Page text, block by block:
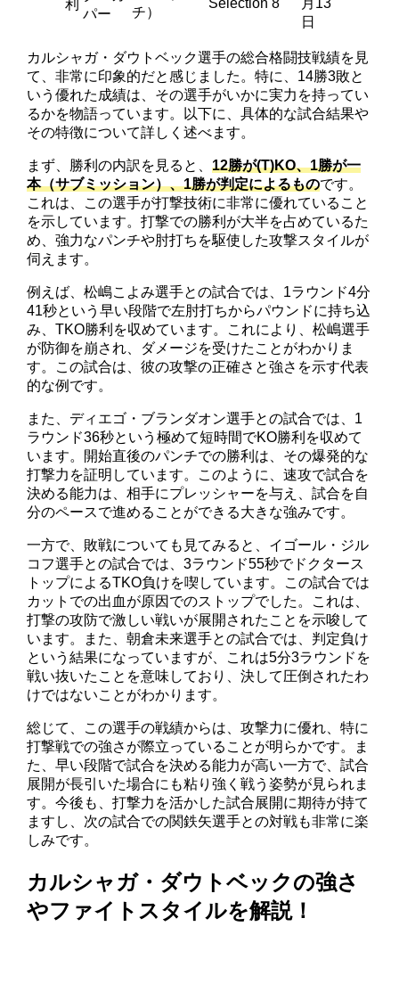
利
パー
チ）
Selection 8
月13
日
カルシャガ・ダウトベック選手の総合格闘技戦績を見
て、非常に印象的だと感じました。特に、14勝3敗と
いう優れた成績は、その選手がいかに実力を持ってい
るかを物語っています。以下に、具体的な試合結果や
その特徴について詳しく述べます。
まず、勝利の内訳を見ると、12勝が(T)KO、1勝が一
本（サブミッション）、1勝が判定によるものです。
これは、この選手が打撃技術に非常に優れていること
を示しています。打撃での勝利が大半を占めているた
め、強力なパンチや肘打ちを駆使した攻撃スタイルが
伺えます。
例えば、松嶋こよみ選手との試合では、1ラウンド4分
41秒という早い段階で左肘打ちからパウンドに持ち込
み、TKO勝利を収めています。これにより、松嶋選手
が防御を崩され、ダメージを受けたことがわかりま
す。この試合は、彼の攻撃の正確さと強さを示す代表
的な例です。
また、ディエゴ・ブランダオン選手との試合では、1
ラウンド36秒という極めて短時間でKO勝利を収めて
います。開始直後のパンチでの勝利は、その爆発的な
打撃力を証明しています。このように、速攻で試合を
決める能力は、相手にプレッシャーを与え、試合を自
分のペースで進めることができる大きな強みです。
一方で、敗戦についても見てみると、イゴール・ジル
コフ選手との試合では、3ラウンド55秒でドクタース
トップによるTKO負けを喫しています。この試合では
カットでの出血が原因でのストップでした。これは、
打撃の攻防で激しい戦いが展開されたことを示唆して
います。また、朝倉未来選手との試合では、判定負け
という結果になっていますが、これは5分3ラウンドを
戦い抜いたことを意味しており、決して圧倒されたわ
けではないことがわかります。
総じて、この選手の戦績からは、攻撃力に優れ、特に
打撃戦での強さが際立っていることが明らかです。ま
た、早い段階で試合を決める能力が高い一方で、試合
展開が長引いた場合にも粘り強く戦う姿勢が見られま
す。今後も、打撃力を活かした試合展開に期待が持て
ますし、次の試合での関鉄矢選手との対戦も非常に楽
しみです。
カルシャガ・ダウトベックの強さ
やファイトスタイルを解説！